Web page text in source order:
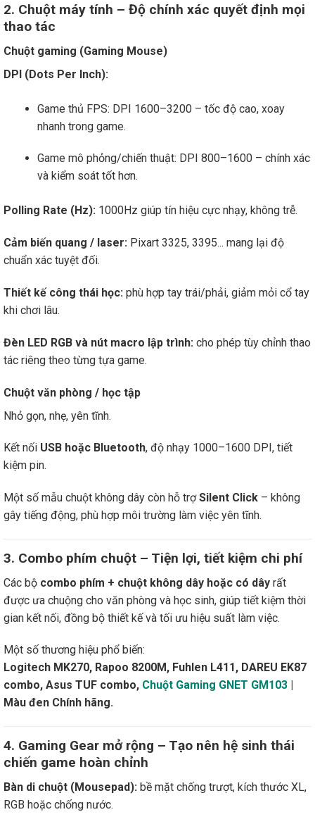
2. Chuột máy tính – Độ chính xác quyết định mọi
thao tác
Chuột gaming (Gaming Mouse)
DPI (Dots Per Inch):
Game thủ FPS: DPI 1600–3200 – tốc độ cao, xoay
nhanh trong game.
Game mô phỏng/chiến thuật: DPI 800–1600 – chính xác
và kiểm soát tốt hơn.
Polling Rate (Hz): 1000Hz giúp tín hiệu cực nhạy, không trễ.
Cảm biến quang / laser: Pixart 3325, 3395... mang lại độ
chuẩn xác tuyệt đối.
Thiết kế công thái học: phù hợp tay trái/phải, giảm mỏi cổ tay
khi chơi lâu.
Đèn LED RGB và nút macro lập trình: cho phép tùy chỉnh thao
tác riêng theo từng tựa game.
Chuột văn phòng / học tập
Nhỏ gọn, nhẹ, yên tĩnh.
Kết nối USB hoặc Bluetooth, độ nhạy 1000–1600 DPI, tiết
kiệm pin.
Một số mẫu chuột không dây còn hỗ trợSilent Click – không
gây tiếng động, phù hợp môi trường làm việc yên tĩnh.
3. Combo phím chuột – Tiện lợi, tiết kiệm chi phí
Các bộ combo phím + chuột không dây hoặc có dây rất
được ưa chuộng cho văn phòng và học sinh, giúp tiết kiệm thời
gian kết nối, đồng bộ thiết kế và tối ưu hiệu suất làm việc.
Một số thương hiệu phổ biến:
Logitech MK270, Rapoo 8200M, Fuhlen L411, DAREU EK87
combo, Asus TUF combo, Chuột Gaming GNET GM103
Màu đen Chính hãng.
4. Gaming Gear mở rộng – Tạo nên hệ sinh thái
chiến game hoàn chỉnh
Bàn di chuột (Mousepad): bề mặt chống trượt, kích thước XL,
RGB hoặc chống nước.